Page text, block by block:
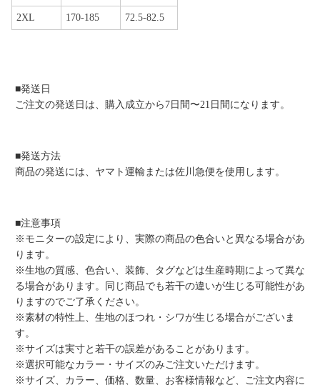
2XL 170-185 72.5-82.5
■発送日
ご注文の発送日は、購入成立から7日間〜21日間になります。
■発送方法
商品の発送には、ヤマト運輸または佐川急便を使用します。
■注意事項
※モニターの設定により、実際の商品の色合いと異なる場合があ
ります。
※生地の質感、色合い、装飾、タグなどは生産時期によって異な
る場合があります。同じ商品でも若干の違いが生じる可能性があ
りますのでご了承ください。
※素材の特性上、生地のほつれ・シワが生じる場合がございま
す。
※サイズは実寸と若干の誤差があることがあります。
※選択可能なカラー・サイズのみご注文いただけます。
※サイズ、カラー、価格、数量、お客様情報など、ご注文内容に